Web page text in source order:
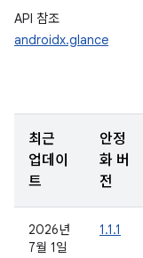
API 참조
androidx.glance
최근
업데이
트
안정
화 버
전
2026년
7월 1일
1.1.1